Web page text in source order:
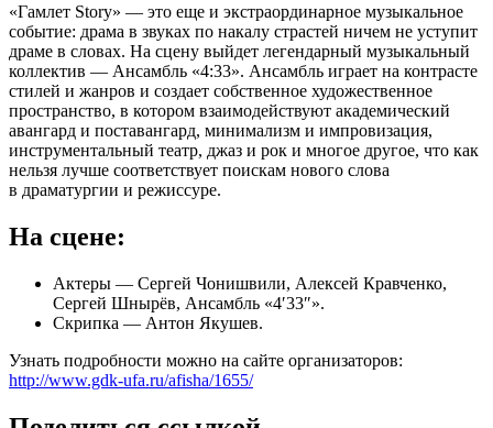
«Гамлет Story» — это еще и экстраординарное музыкальное
событие: драма в звуках по накалу страстей ничем не уступит
драме в словах. На сцену выйдет легендарный музыкальный
коллектив — Ансамбль «4:33». Ансамбль играет на контрасте
стилей и жанров и создает собственное художественное
пространство, в котором взаимодействуют академический
авангард и поставангард, минимализм и импровизация,
инструментальный театр, джаз и рок и многое другое, что как
нельзя лучше соответствует поискам нового слова
в драматургии и режиссуре.
На сцене:
Актеры — Сергей Чонишвили, Алексей Кравченко,
Сергей Шнырёв, Ансамбль «4′33″».
Скрипка — Антон Якушев.
Узнать подробности можно на сайте организаторов:
http://www.gdk-ufa.ru/afisha/1655/